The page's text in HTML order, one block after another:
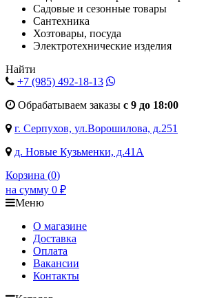
Садовые и сезонные товары
Сантехника
Хозтовары, посуда
Электротехнические изделия
Найти
+7 (985) 492-18-13
Обрабатываем заказы с 9 до 18:00
г. Серпухов, ул.Ворошилова, д.251
д. Новые Кузьменки, д.41А
Корзина (0)
на сумму 0 ₽
Меню
О магазине
Доставка
Оплата
Вакансии
Контакты